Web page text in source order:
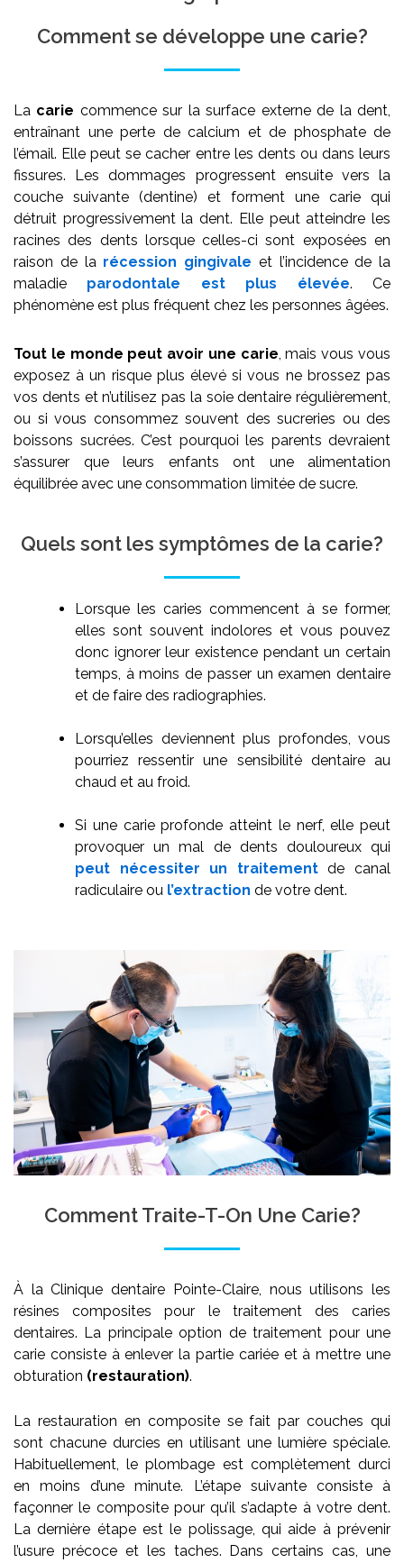
Comment se développe une carie?
La carie commence sur la surface externe de la dent,
entraînant une perte de calcium et de phosphate de
l’émail. Elle peut se cacher entre les dents ou dans leurs
fissures. Les dommages progressent ensuite vers la
couche suivante (dentine) et forment une carie qui
détruit progressivement la dent. Elle peut atteindre les
racines des dents lorsque celles-ci sont exposées en
raison de la récession gingivale et l’incidence de la
maladie parodontale est plus élevée. Ce
phénomène est plus fréquent chez les personnes âgées.
Tout le monde peut avoir une carie, mais vous vous
exposez à un risque plus élevé si vous ne brossez pas
vos dents et n’utilisez pas la soie dentaire régulièrement,
ou si vous consommez souvent des sucreries ou des
boissons sucrées. C’est pourquoi les parents devraient
s’assurer que leurs enfants ont une alimentation
équilibrée avec une consommation limitée de sucre.
Quels sont les symptômes de la carie?
Lorsque les caries commencent à se former,
elles sont souvent indolores et vous pouvez
donc ignorer leur existence pendant un certain
temps, à moins de passer un examen dentaire
et de faire des radiographies.
Lorsqu’elles deviennent plus profondes, vous
pourriez ressentir une sensibilité dentaire au
chaud et au froid.
Si une carie profonde atteint le nerf, elle peut
provoquer un mal de dents douloureux qui
peut nécessiter un traitementde canal
radiculaire ou l’extraction de votre dent.
Comment Traite-T-On Une Carie?
À la Clinique dentaire Pointe-Claire, nous utilisons les
résines composites pour le traitement des caries
dentaires. La principale option de traitement pour une
carie consiste à enlever la partie cariée et à mettre une
obturation (restauration).
La restauration en composite se fait par couches qui
sont chacune durcies en utilisant une lumière spéciale.
Habituellement, le plombage est complètement durci
en moins d’une minute. L’étape suivante consiste à
façonner le composite pour qu’il s’adapte à votre dent.
La dernière étape est le polissage, qui aide à prévenir
l’usure précoce et les taches. Dans certains cas, une